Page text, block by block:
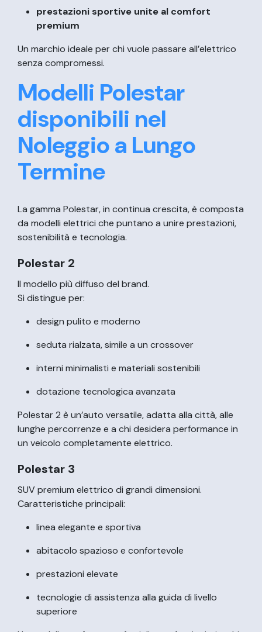
prestazioni sportive unite al comfort
premium
Un marchio ideale per chi vuole passare all’elettrico
senza compromessi.
Modelli Polestar
disponibili nel
Noleggio a Lungo
Termine
La gamma Polestar, in continua crescita, è composta
da modelli elettrici che puntano a unire prestazioni,
sostenibilità e tecnologia.
Polestar 2
Il modello più diffuso del brand.
Si distingue per:
design pulito e moderno
seduta rialzata, simile a un crossover
interni minimalisti e materiali sostenibili
dotazione tecnologica avanzata
Polestar 2 è un’auto versatile, adatta alla città, alle
lunghe percorrenze e a chi desidera performance in
un veicolo completamente elettrico.
Polestar 3
SUV premium elettrico di grandi dimensioni.
Caratteristiche principali:
linea elegante e sportiva
abitacolo spazioso e confortevole
prestazioni elevate
tecnologie di assistenza alla guida di livello
superiore